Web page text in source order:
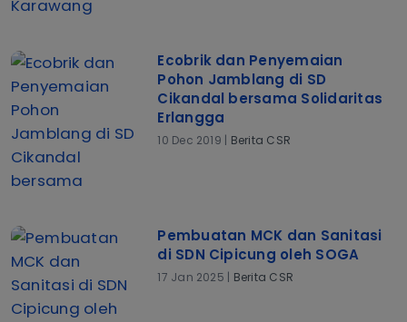
Ecobrik dan Penyemaian
Pohon Jamblang di SD
Cikandal bersama Solidaritas
Erlangga
10 Dec 2019 | Berita CSR
Pembuatan MCK dan Sanitasi
di SDN Cipicung oleh SOGA
17 Jan 2025 | Berita CSR